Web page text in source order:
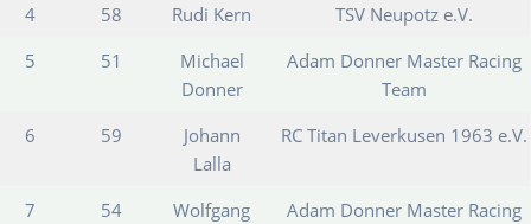
4
58 Rudi Kern
TSV Neupotz e.V.
5
51
Michael
Donner
Adam Donner Master Racing
Team
6
59
Johann
Lalla
RC Titan Leverkusen 1963 e.V.
7 54
Wolfgang
Adam Donner Master Racing